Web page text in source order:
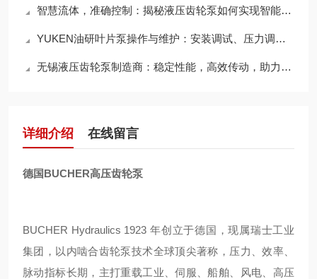
智慧流体，准确控制：揭秘液压齿轮泵如何实现智能化流体传动
YUKEN油研叶片泵操作与维护：安装调试、压力调节与日常检查
无锡液压齿轮泵制造商：稳定性能，高效传动，助力工业升级
详细介绍 在线留言
德国BUCHER高压齿轮泵
BUCHER Hydraulics 1923 年创立于德国，现属瑞士工业
集团，以内啮合齿轮泵技术全球顶尖著称，压力、效率、
脉动指标长期，主打重载工业、伺服、船舶、风电、高压